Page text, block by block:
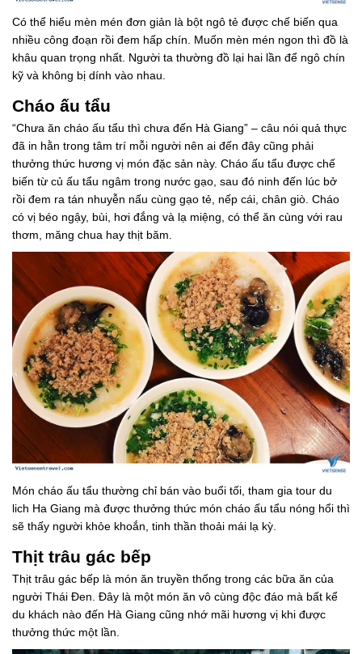
Có thể hiểu mèn mén đơn giản là bột ngô tẻ được chế biến qua
nhiều công đoạn rồi đem hấp chín. Muốn mèn mén ngon thì đồ là
khâu quan trọng nhất. Người ta thường đồ lại hai lần để ngô chín
kỹ và không bị dính vào nhau.
Cháo ấu tẩu
“Chưa ăn cháo ấu tẩu thì chưa đến Hà Giang” – câu nói quả thực
đã in hằn trong tâm trí mỗi người nên ai đến đây cũng phải
thưởng thức hương vị món đặc sản này. Cháo ấu tẩu được chế
biến từ củ ấu tẩu ngâm trong nước gạo, sau đó ninh đến lúc bở
rồi đem ra tán nhuyễn nấu cùng gạo tẻ, nếp cái, chân giò. Cháo
có vị béo ngậy, bùi, hơi đắng và lạ miệng, có thể ăn cùng với rau
thơm, măng chua hay thịt băm.
Món cháo ấu tẩu thường chỉ bán vào buổi tối, tham gia tour du
lich Ha Giang mà được thưởng thức món cháo ấu tẩu nóng hổi thì
sẽ thấy người khỏe khoắn, tinh thần thoải mái lạ kỳ.
Thịt trâu gác bếp
Thịt trâu gác bếp là món ăn truyền thống trong các bữa ăn của
người Thái Đen. Đây là một món ăn vô cùng độc đáo mà bất kể
du khách nào đến Hà Giang cũng nhớ mãi hương vị khi được
thưởng thức một lần.